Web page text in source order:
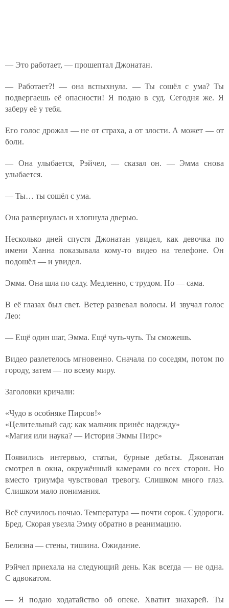
— Это работает, — прошептал Джонатан.
— Работает?! — она вспыхнула. — Ты сошёл с ума? Ты
подвергаешь её опасности! Я подаю в суд. Сегодня же. Я
заберу её у тебя.
Его голос дрожал — не от страха, а от злости. А может — от
боли.
— Она улыбается, Рэйчел, — сказал он. — Эмма снова
улыбается.
— Ты… ты сошёл с ума.
Она развернулась и хлопнула дверью.
Несколько дней спустя Джонатан увидел, как девочка по
имени Ханна показывала кому-то видео на телефоне. Он
подошёл — и увидел.
Эмма. Она шла по саду. Медленно, с трудом. Но — сама.
В её глазах был свет. Ветер развевал волосы. И звучал голос
Лео:
— Ещё один шаг, Эмма. Ещё чуть-чуть. Ты сможешь.
Видео разлетелось мгновенно. Сначала по соседям, потом по
городу, затем — по всему миру.
Заголовки кричали:
«Чудо в особняке Пирсов!»
«Целительный сад: как мальчик принёс надежду»
«Магия или наука? — История Эммы Пирс»
Появились интервью, статьи, бурные дебаты. Джонатан
смотрел в окна, окружённый камерами со всех сторон. Но
вместо триумфа чувствовал тревогу. Слишком много глаз.
Слишком мало понимания.
Всё случилось ночью. Температура — почти сорок. Судороги.
Бред. Скорая увезла Эмму обратно в реанимацию.
Белизна — стены, тишина. Ожидание.
Рэйчел приехала на следующий день. Как всегда — не одна.
С адвокатом.
— Я подаю ходатайство об опеке. Хватит знахарей. Ты